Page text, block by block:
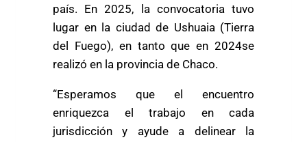
país. En 2025, la convocatoria tuvo
lugar en la ciudad de Ushuaia (Tierra
del Fuego), en tanto que en 2024se
realizó en la provincia de Chaco.
“Esperamos que el encuentro
enriquezca el trabajo en cada
jurisdicción y ayude a delinear la